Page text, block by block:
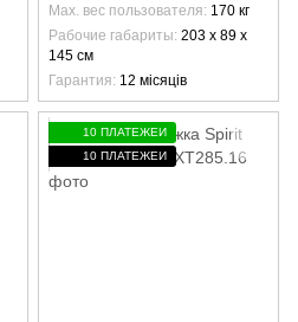
Max. вес пользователя 170 кг
Рабочие габариты 203 х 89 х
145 см
Гарантия 12 місяців
10 ПЛАТЕЖЕЙ
10 ПЛАТЕЖЕЙ